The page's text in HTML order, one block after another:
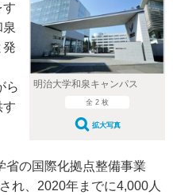
明治大学和泉キャンパス
全 2 枚
拡大写真
す
発
ら
す
の国際化拠点整備事業
れ、2020年までに4,000人